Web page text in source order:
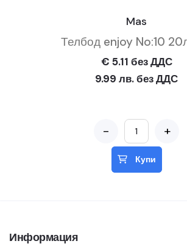
Mas
Телбод enjoy No:10
€ 5.11 без ДДС
9.99 лв. без ДДС
- +
Купи
Информация